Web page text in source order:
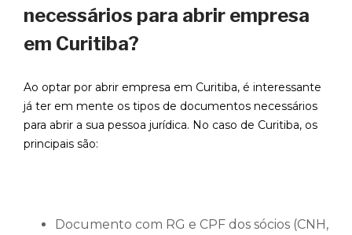
necessários para abrir empresa
em Curitiba?
Ao optar por abrir empresa em Curitiba, é interessante
já ter em mente os tipos de documentos necessários
para abrir a sua pessoa jurídica. No caso de Curitiba, os
principais são:
Documento com RG e CPF dos sócios (CNH,